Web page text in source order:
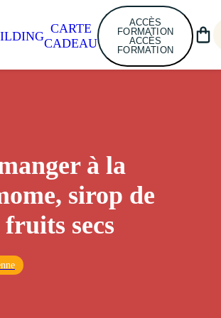
CARTE
CADEAU
ACCÈS
FORMATION
ACCÈS
FORMATION
à la
sirop de
secs